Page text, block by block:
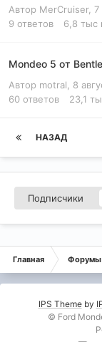
Автор MerCruiser, 7
9 ответов 6,8 тыс
Mondeo 5 от
Автор motral
8
60 ответов 23,1
НАЗАД
Подписчики
Главная Форумы
IPS Themeby
© Ford